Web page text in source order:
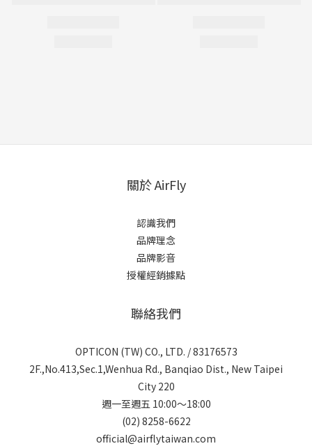
關於 AirFly
認識我們
品牌理念
品牌影音
授權經銷據點
聯絡我們
OPTICON (TW) CO., LTD. / 83176573
2F.,No.413,Sec.1,Wenhua Rd., Banqiao Dist., New Taipei
City 220
週一至週五 10:00～18:00
(02) 8258-6622
official@airflytaiwan.com